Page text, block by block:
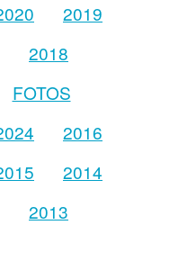
2019
2018
FOTOS
2016
2014
2013